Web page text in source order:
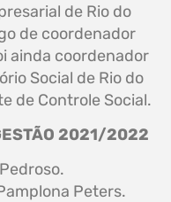
de Rio do
de coordenador
ainda coordenador
Social de Rio do
de Controle Social.
2021/2022
Peters.